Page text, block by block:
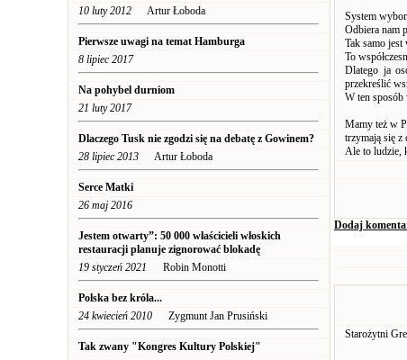
10 luty 2012 Artur Łoboda
Pierwsze uwagi na temat Hamburga
8 lipiec 2017
Na pohybel durniom
21 luty 2017
Dlaczego Tusk nie zgodzi się na debatę z Gowinem?
28 lipiec 2013 Artur Łoboda
Serce Matki
26 maj 2016
Jestem otwarty”: 50 000 właścicieli włoskich
restauracji planuje zignorować blokadę
19 styczeń 2021 Robin Monotti
Polska bez króla...
24 kwiecień 2010 Zygmunt Jan Prusiński
Tak zwany "Kongres Kultury Polskiej"
System
Odbiera nam
Tak samo jest
To
Dlatego ja
przekreślić
W ten sposób
Mamy też w
trzymają się z
Ale to ludzie,
Dodaj
Starożytni